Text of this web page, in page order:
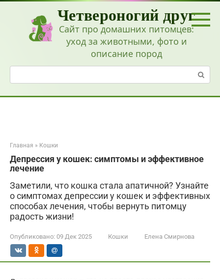
Перейти
Четвероногий друг
Сайт про домашних питомцев:
уход за животными, фото и
описание пород
Поиск:
Главная » Кошки
Депрессия у кошек: симптомы и эффективное
лечение
Заметили, что кошка стала апатичной? Узнайте
о симптомах депрессии у кошек и эффективных
способах лечения, чтобы вернуть питомцу
радость жизни!
Опубликовано: 09 Дек 2025 Кошки Елена Смирнова